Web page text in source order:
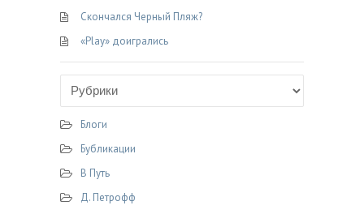
Скончался Черный Пляж?
«Play» доигрались
Блоги
Бубликации
В Путь
Д. Петрофф